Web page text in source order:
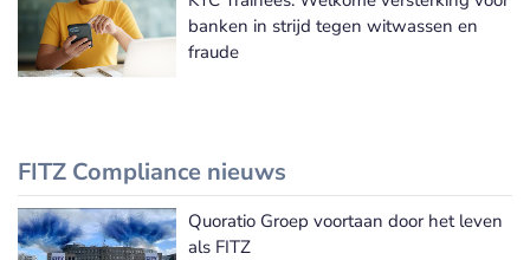
banken in strijd tegen witwassen en
fraude
FITZ Compliance nieuws
Quoratio Groep voortaan door het leven
als FITZ